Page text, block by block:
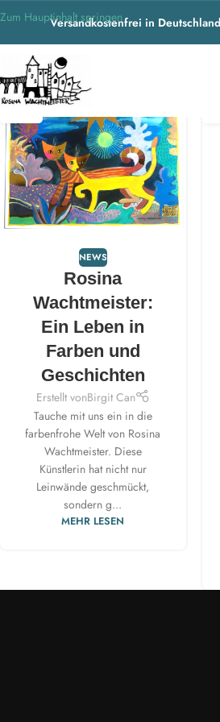
Versandkostenfrei in
Zum Hauptinhalt springen
22
NEWS
Rosina
Wachtmeister:
Ein Leben in
Farben und
Geschichten
Erstellt vonBirgit Can
Tauche mit uns ein in die
farbenfrohe Welt von Rosina
Wachtmeister. Diese
Künstlerin hat nicht nur
Leinwände geschmückt,
sondern g...
MEHR LESEN